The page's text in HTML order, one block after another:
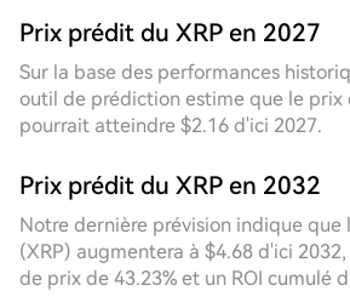
fréquence tout au long du
de déclenchement cumulée de la
est remarquable. La grille
capacité à percevoir les
en temps réel, a automatiquement
prix au cours de la journée,
significativement la densité des
unité d'amplitude. En revanche, la
raison de son espacement rigide,
fenêtres de déclenchement vides
Prix prédit du XRP en 2027
Sur la base des performances
outil de prédiction estime que le prix
pourrait atteindre $2.16 d'ici 2027.
Prix prédit du XRP en 2032
Notre dernière prévision indique que
(XRP) augmentera à $4.68 d'ici
de prix de 43.23% et un ROI cumulé